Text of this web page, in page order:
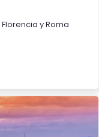
Florencia yRoma